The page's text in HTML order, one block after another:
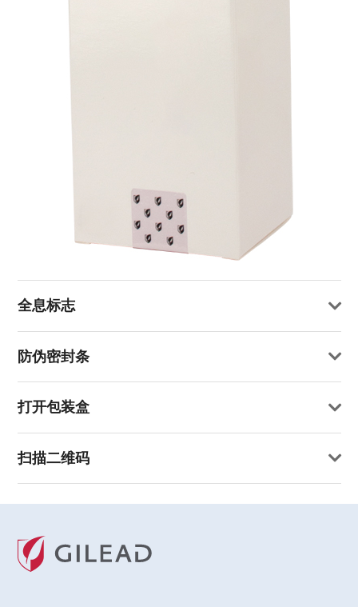
全息标志
防伪密封条
打开包装盒
扫描二维码